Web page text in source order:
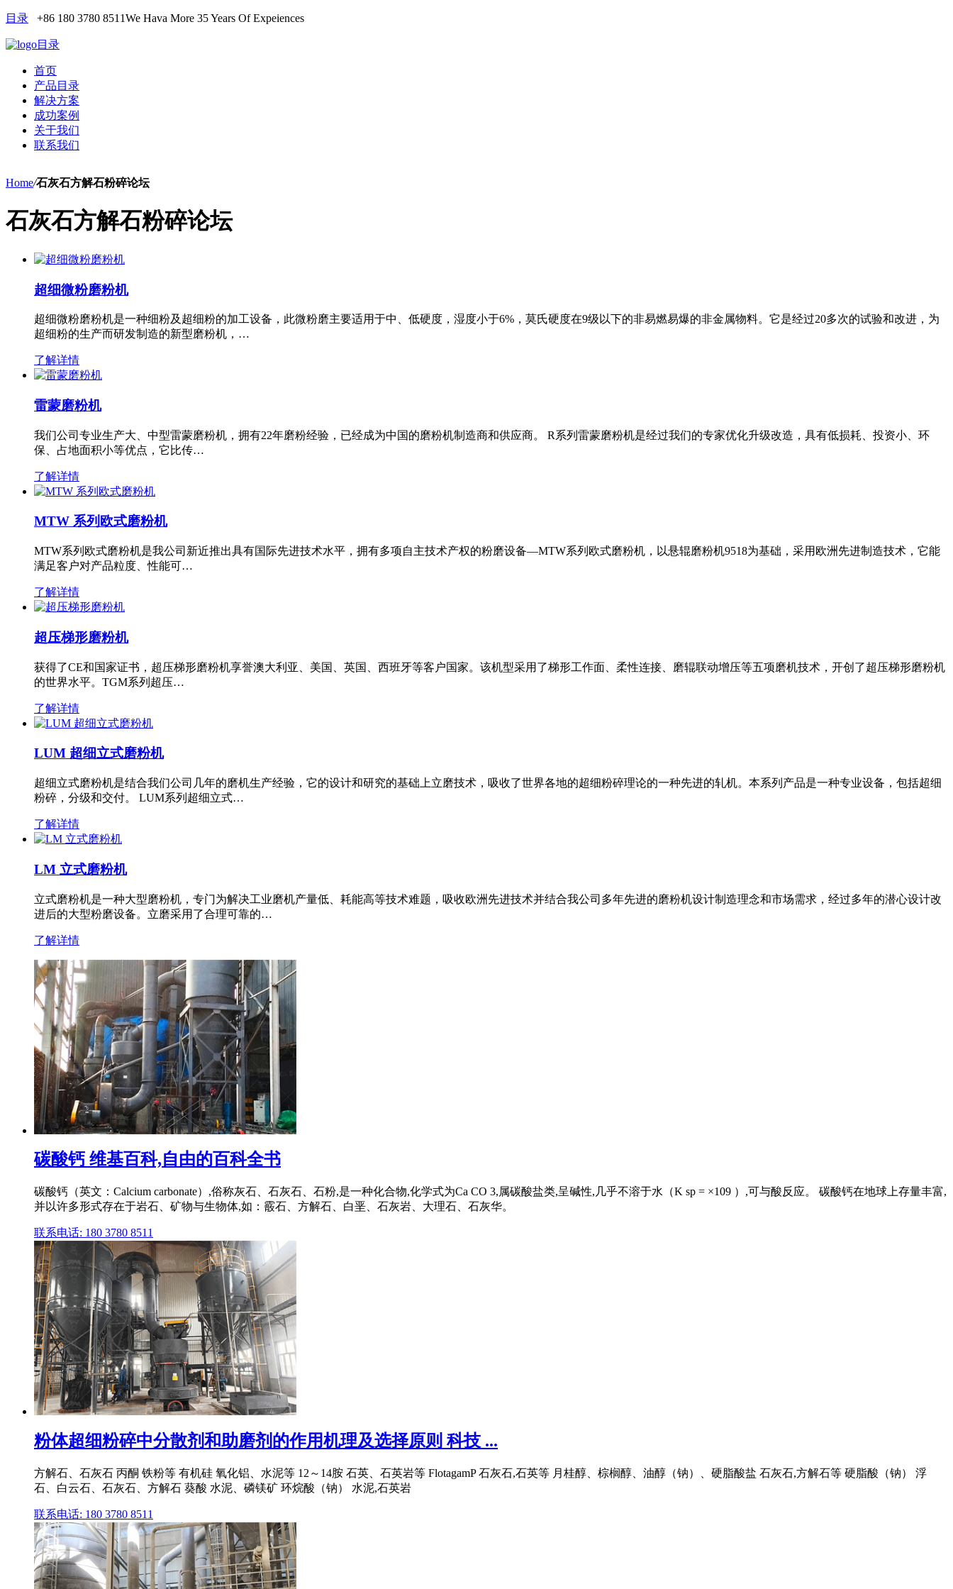
目录 +86 180 3780 8511We Hava More 35 Years Of Expeiences
目录
首页
产品目录
解决方案
成功案例
关于我们
联系我们
Home/石灰石方解石粉碎论坛
石灰石方解石粉碎论坛
超细微粉磨粉机
超细微粉磨粉机是一种细粉及超细粉的加工设备，此微粉磨主要适用于中、低硬度，湿度小于6%，莫氏硬度在9级以下的非易燃易爆的非金属物料。它是经过20多次的试验和改进，为
超细粉的生产而研发制造的新型磨粉机，…
了解详情
雷蒙磨粉机
我们公司专业生产大、中型雷蒙磨粉机，拥有22年磨粉经验，已经成为中国的磨粉机制造商和供应商。 R系列雷蒙磨粉机是经过我们的专家优化升级改造，具有低损耗、投资小、环
保、占地面积小等优点，它比传…
了解详情
MTW 系列欧式磨粉机
MTW系列欧式磨粉机是我公司新近推出具有国际先进技术水平，拥有多项自主技术产权的粉磨设备—MTW系列欧式磨粉机，以悬辊磨粉机9518为基础，采用欧洲先进制造技术，它能
满足客户对产品粒度、性能可…
了解详情
超压梯形磨粉机
获得了CE和国家证书，超压梯形磨粉机享誉澳大利亚、美国、英国、西班牙等客户国家。该机型采用了梯形工作面、柔性连接、磨辊联动增压等五项磨机技术，开创了超压梯形磨粉机
的世界水平。TGM系列超压…
了解详情
LUM 超细立式磨粉机
超细立式磨粉机是结合我们公司几年的磨机生产经验，它的设计和研究的基础上立磨技术，吸收了世界各地的超细粉碎理论的一种先进的轧机。本系列产品是一种专业设备，包括超细
粉碎，分级和交付。 LUM系列超细立式…
了解详情
LM 立式磨粉机
立式磨粉机是一种大型磨粉机，专门为解决工业磨机产量低、耗能高等技术难题，吸收欧洲先进技术并结合我公司多年先进的磨粉机设计制造理念和市场需求，经过多年的潜心设计改
进后的大型粉磨设备。立磨采用了合理可靠的…
了解详情
碳酸钙 维基百科,自由的百科全书
碳酸钙（英文：Calcium carbonate）,俗称灰石、石灰石、石粉,是一种化合物,化学式为Ca CO 3,属碳酸盐类,呈碱性,几乎不溶于水（K sp = ×109 ）,可与酸反应。 碳酸钙在地球上存量丰富,
并以许多形式存在于岩石、矿物与生物体,如：霰石、方解石、白垩、石灰岩、大理石、石灰华。
联系电话: 180 3780 8511
粉体超细粉碎中分散剂和助磨剂的作用机理及选择原则 科技 ...
方解石、石灰石 丙酮 铁粉等 有机硅 氧化铝、水泥等 12～14胺 石英、石英岩等 FlotagamP 石灰石,石英等 月桂醇、棕榈醇、油醇（钠）、硬脂酸盐 石灰石,方解石等 硬脂酸（钠） 浮
石、白云石、石灰石、方解石 葵酸 水泥、磷镁矿 环烷酸（钠） 水泥,石英岩
联系电话: 180 3780 8511